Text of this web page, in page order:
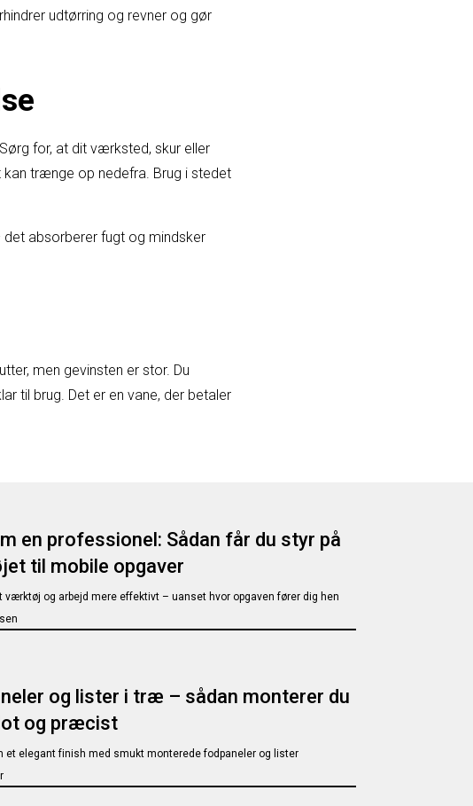
udtørring og revner og gør
for, at dit værksted, skur eller
trænge op nedefra. Brug i stedet
absorberer fugt og mindsker
men gevinsten er stor. Du
til brug. Det er en vane, der betaler
en professionel: Sådan får du styr på
til mobile opgaver
værktøj og arbejd mere effektivt – uanset hvor opgaven fører dig hen
og lister i træ – sådan monterer du
og præcist
et elegant finish med smukt monterede fodpaneler og lister